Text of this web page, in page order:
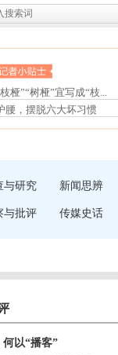
白变红或是结膜下出血
桠”“树桠”宜写成“枝...
天缓解疲劳有三招
腰，摆脱六大坏习惯
伤了冰敷还是热敷
与研究 新闻思辨
与批评 传媒史话
以“播客”